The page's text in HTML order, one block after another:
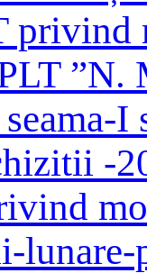
privind
”N.
I
-
lunare-